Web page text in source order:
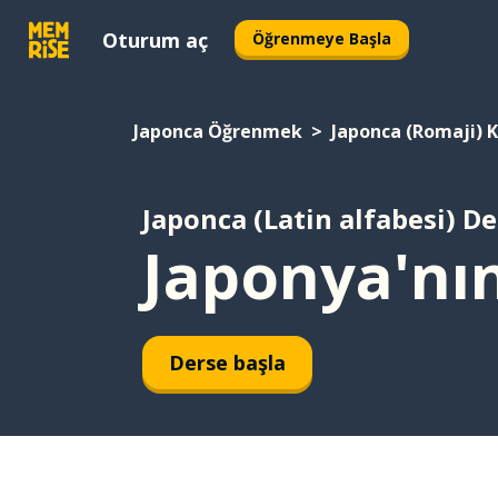
Oturum aç Öğrenmeye Başla
Japonca Öğrenmek Japonca (Romaji)
Japonca (Latin alfabesi)
Derse başla